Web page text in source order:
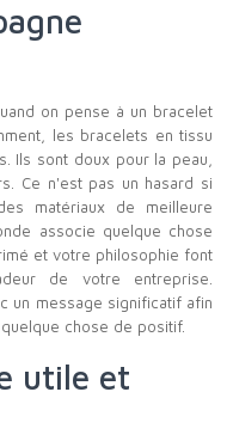
on pense à un bracelet
les bracelets en tissu
Ils sont doux pour la peau,
Ce n'est pas un hasard si
matériaux de meilleure
associe quelque chose
et votre philosophie font
de votre entreprise.
un message significatif afin
chose de positif.
utile et